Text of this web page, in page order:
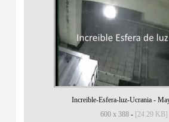
Increible-Esfera-luz-Ucrania -
600 x 388- [24.29 KB]